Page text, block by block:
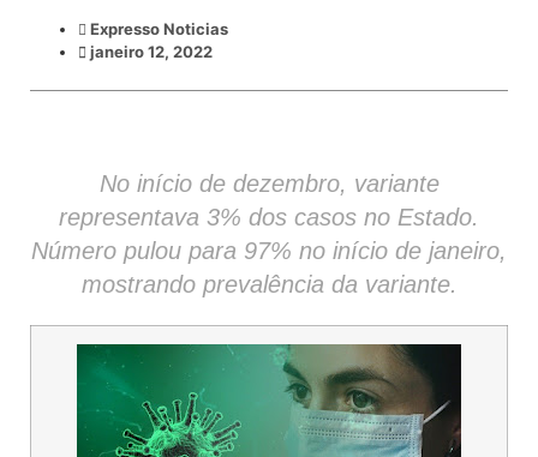
Expresso Noticias
janeiro 12, 2022
No início de dezembro, variante
representava 3% dos casos no Estado.
Número pulou para 97% no início de janeiro,
mostrando prevalência da variante.